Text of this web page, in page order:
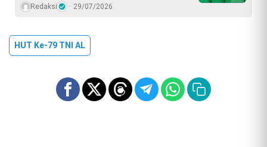
Redaksi 29/07/2026
HUT Ke-79 TNI AL